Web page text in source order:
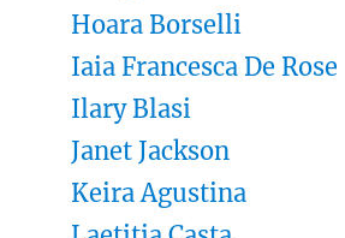
Hoara Borselli
Iaia Francesca De Rose
Ilary Blasi
Janet Jackson
Keira Agustina